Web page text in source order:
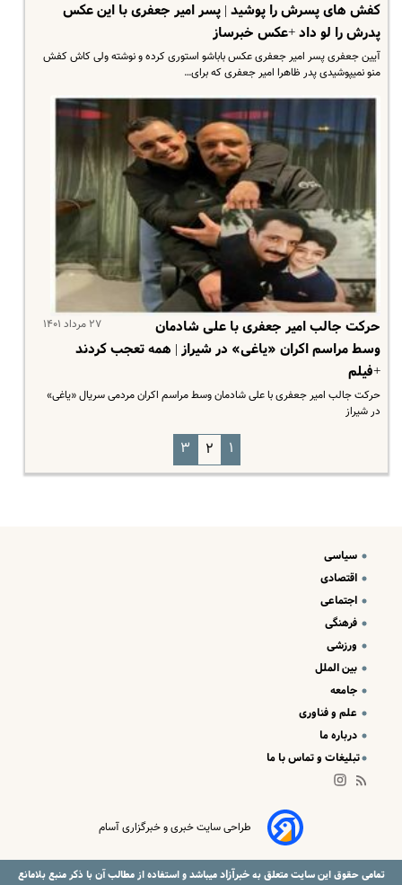
کفش های پسرش را پوشید | پسر امیر جعفری با این عکس
پدرش را لو داد +عکس خبرساز
آیین جعفری پسر امیر جعفری عکس باباشو استوری کرده و نوشته ولی کاش کفش
منو نمیپوشیدی پدر ظاهرا امیر جعفری که برای…
۲۷ مرداد ۱۴۰۱
حرکت جالب امیر جعفری با علی شادمان
وسط مراسم اکران «یاغی» در شیراز | همه تعجب کردند
+فیلم
حرکت جالب امیر جعفری با علی شادمان وسط مراسم اکران مردمی سریال «یاغی»
در شیراز
۱ ۲ ۳
سیاسی
اقتصادی
اجتماعی
فرهنگی
ورزشی
بین الملل
جامعه
علم و فناوری
درباره ما
تبلیغات و تماس با ما
طراحی سایت خبری و خبرگزاری آسام
تمامی حقوق این سایت متعلق بهخبرآزادمیباشد و استفاده از مطالب آن با ذکر منبع بلامانع